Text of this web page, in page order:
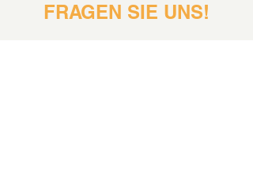
FRAGEN SIE UNS!